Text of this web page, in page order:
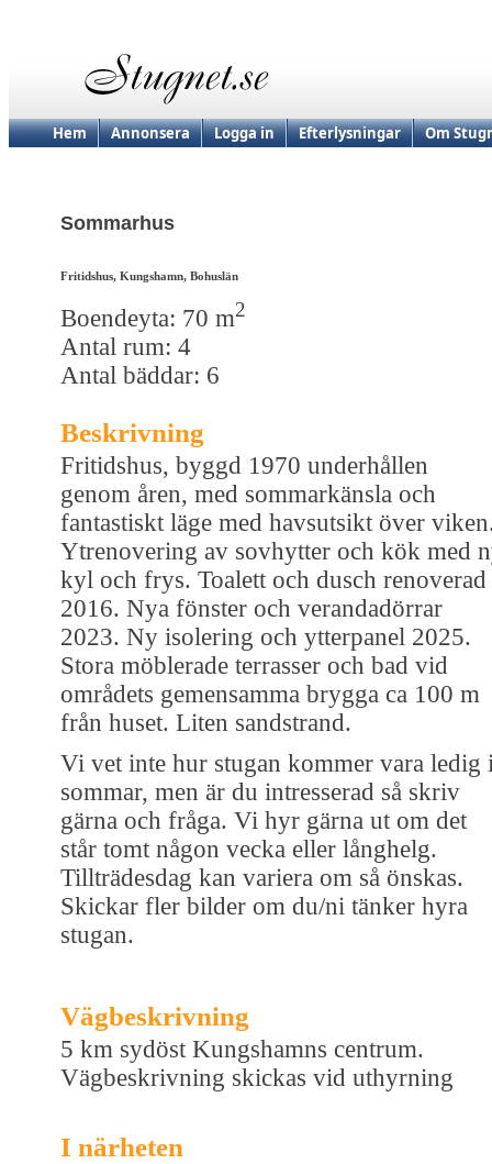
Hem Annonsera Logga in Efterlysningar Om
Sommarhus
Fritidshus, Kungshamn, Bohuslän
Boendeyta: 70 m2
Antal rum: 4
Antal bäddar: 6
Beskrivning
Fritidshus, byggd 1970 underhållen
genom åren, med sommarkänsla och
fantastiskt läge med havsutsikt över
Ytrenovering av sovhytter och kök med
kyl och frys. Toalett och dusch renoverad
2016. Nya fönster och verandadörrar
2023. Ny isolering och ytterpanel 2025.
Stora möblerade terrasser och bad vid
områdets gemensamma brygga ca 100 m
från huset. Liten sandstrand.
Vi vet inte hur stugan kommer vara ledig
sommar, men är du intresserad så skriv
gärna och fråga. Vi hyr gärna ut om det
står tomt någon vecka eller långhelg.
Tillträdesdag kan variera om så önskas.
Skickar fler bilder om du/ni tänker hyra
stugan.
Vägbeskrivning
5 km sydöst Kungshamns centrum.
Vägbeskrivning skickas vid uthyrning
I närheten